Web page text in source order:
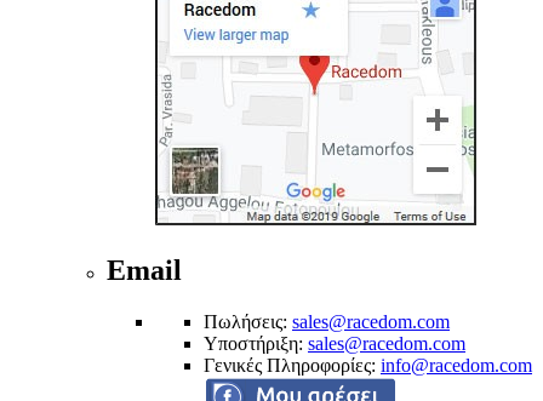
Email
Πωλήσεις: sales@racedom.com
Υποστήριξη: sales@racedom.com
Γενικές Πληροφορίες: info@racedom.com